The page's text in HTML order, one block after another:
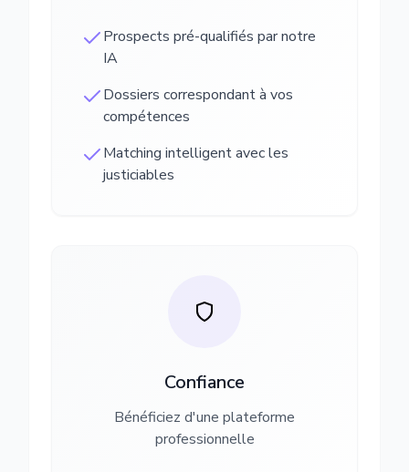
Prospects pré-qualifiés par notre
IA
Dossiers correspondant à vos
compétences
Matching intelligent avec les
justiciables
Confiance
Bénéficiez d'une plateforme
professionnelle